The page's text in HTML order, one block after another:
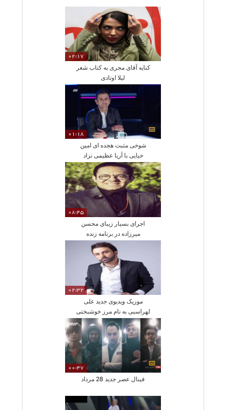
02:17
کنایه آقای مجری به کتاب شعر
لیلا اوتادی
01:18
شوخی مثبت هجده ای امین
حیایی با آریا عظیمی نزاد
08:45
اجرای بسیار زیبای محسن
میرزاده در برنامه زنده
02:32
موزیک ویدیوی جدید علی
لهراسبی به نام مرز خوشبختی
00:47
فینال عصر جدید 28 مرداد